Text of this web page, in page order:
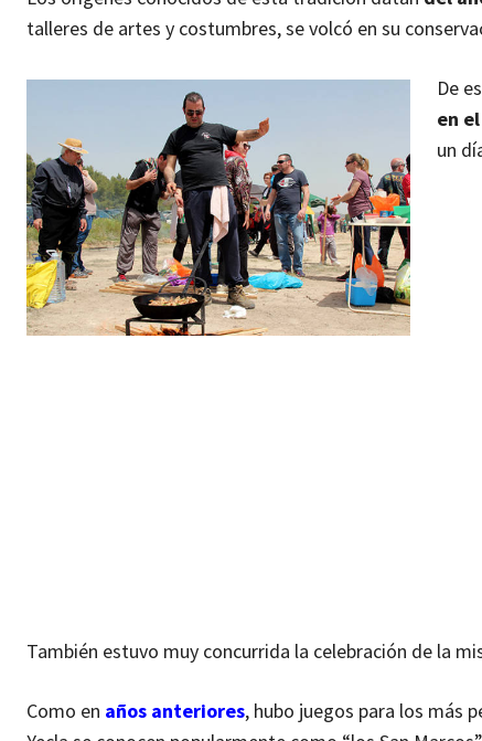
talleres de artes y costumbres, se volcó en su
De
en
un
También estuvo muy concurrida la celebración de la
Como en años anteriores, hubo juegos para los más